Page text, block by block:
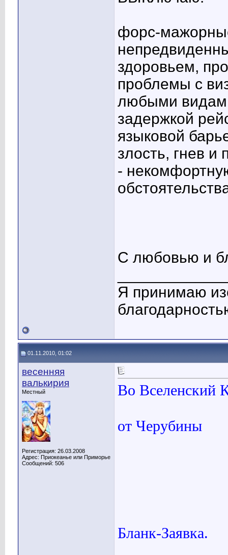
форс-
здоровьем,
проблемы с
любыми
задержкой
языковой
злость, гнев и
-
С любовью и
Я принимаю
01.11.2010, 01:02
весенняя
валькирия
Местный
Регистрация: 26.03.2008
Адрес: Приокеанье или Приморье
Сообщений: 506
Во Вселенский
от Черубины
Бланк-Заявка.